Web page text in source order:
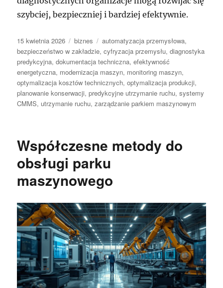
szybciej, bezpieczniej i bardziej efektywnie.
Data
publikacji
15 kwietnia 2026 Kategorie
biznes Tagi
automatyzacja przemysłowa,
bezpieczeństwo w zakładzie,cyfryzacja przemysłu,diagnostyka
predykcyjna,dokumentacja techniczna,efektywność
energetyczna, modernizacja maszyn, monitoring maszyn,
optymalizacja kosztów technicznych,optymalizacja produkcji,
planowanie konserwacji,predykcyjne utrzymanie ruchu,systemy
CMMS, utrzymanie ruchu,zarządzanie parkiem maszynowym
Współczesne metody do
obsługi parku
maszynowego